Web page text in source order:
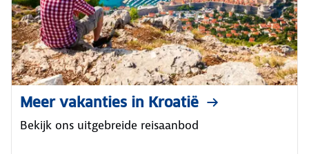
Meer vakanties in Kroatië
Bekijk ons uitgebreide reisaanbod